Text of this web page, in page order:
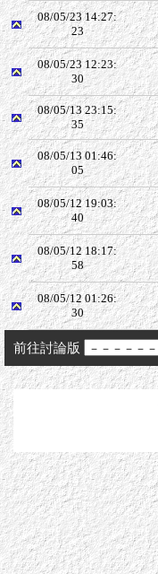
08/05/23 14:27:
23
08/05/23 12:23:
30
08/05/13 23:15:
35
08/05/13 01:46:
05
08/05/12 19:03:
40
08/05/12 18:17:
58
08/05/12 01:26:
30
前往討論版